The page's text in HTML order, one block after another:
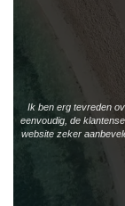
Ik ben erg tevreden
eenvoudig, de
website zeker